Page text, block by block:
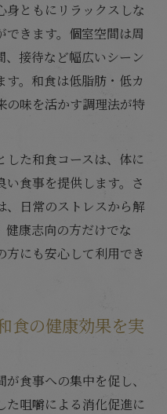
ち着き空間で健康を
の料理選びのコツを
想の選択
選ばれる納得の理由
う健康の新たなスタ
習慣病予防の食事術
身ともにリラックスしな
きます。個室空間は周
接待など幅広いシーン
。和食は低脂肪・低カ
の味を活かす調理法が特
た和食コースは、体に
食事を提供します。さ
、日常のストレスから解
健康志向の方だけでな
方にも安心して利用でき
食の健康効果を実
食事への集中を促し、
た咀嚼による消化促進に